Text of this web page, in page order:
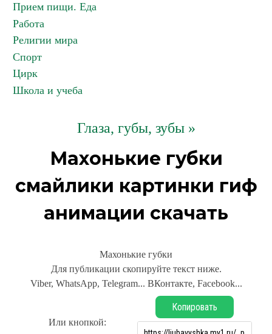
Прием пищи. Еда
Работа
Религии мира
Спорт
Цирк
Школа и учеба
Глаза, губы, зубы »
Махонькие губки
смайлики картинки гиф
анимации скачать
Махонькие губки
Для публикации скопируйте текст ниже.
Viber, WhatsApp, Telegram... ВКонтакте, Facebook...
Или кнопкой:
Копировать